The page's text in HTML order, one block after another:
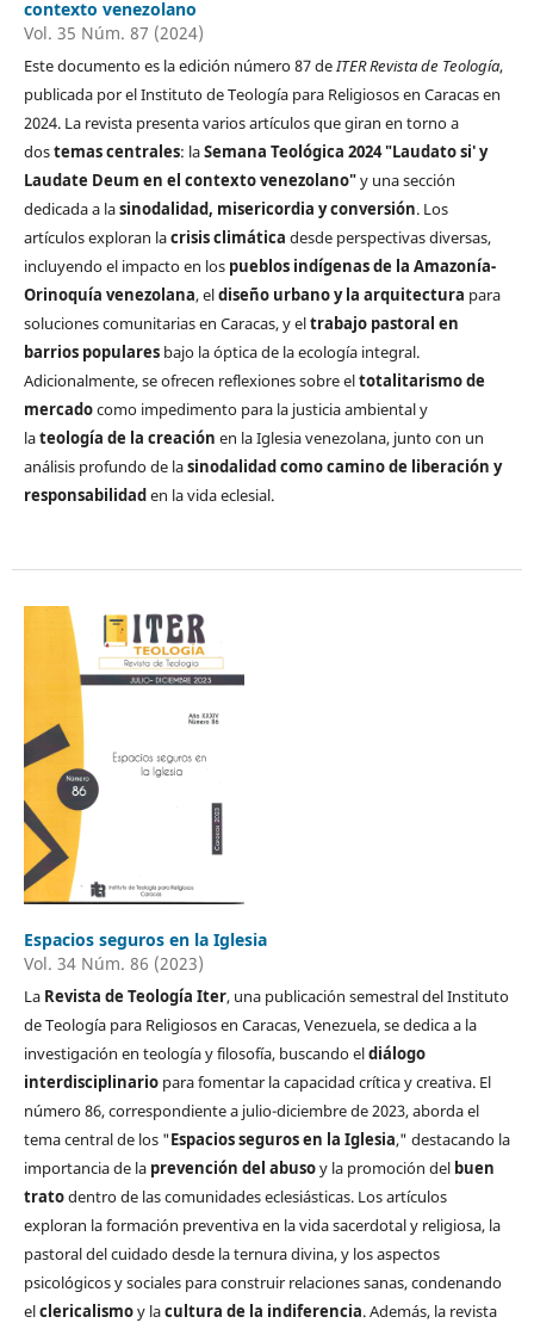
contexto venezolano
Vol. 35 Núm. 87 (2024)
Este documento es la edición número 87 deITER Revista de Teología,
publicada por el Instituto de Teología para Religiosos en Caracas en
2024. La revista presenta varios artículos que giran en torno a
dostemas centrales: laSemana Teológica 2024 "Laudato si' y
Laudate Deum en el contexto venezolano"y una sección
dedicada a lasinodalidad, misericordia y conversión. Los
artículos exploran lacrisis climática desde perspectivas diversas,
incluyendo el impacto en los pueblos indígenas de la Amazonía-
Orinoquía venezolana, eldiseño urbano y la arquitectura para
soluciones comunitarias en Caracas, y eltrabajo pastoral en
barrios popularesbajo la óptica de la ecología integral.
Adicionalmente, se ofrecen reflexiones sobre eltotalitarismo de
mercadocomo impedimento para la justicia ambiental y
lateología de la creación en la Iglesia venezolana, junto con un
análisis profundo de lasinodalidad como camino de liberación y
responsabilidaden la vida eclesial.
Espacios seguros en la Iglesia
Vol. 34 Núm. 86 (2023)
La Revista de Teología Iter, una publicación semestral del Instituto
de Teología para Religiosos en Caracas, Venezuela, se dedica a la
investigación en teología y filosofía, buscando eldiálogo
interdisciplinariopara fomentar la capacidad crítica y creativa. El
número 86, correspondiente a julio-diciembre de 2023, aborda el
tema central de los "Espacios seguros en la Iglesia," destacando la
importancia de la prevención del abusoy la promoción del buen
tratodentro de las comunidades eclesiásticas. Los artículos
exploran la formación preventiva en la vida sacerdotal y religiosa, la
pastoral del cuidado desde la ternura divina, y los aspectos
psicológicos y sociales para construir relaciones sanas, condenando
elclericalismoy lacultura de la indiferencia. Además, la revista